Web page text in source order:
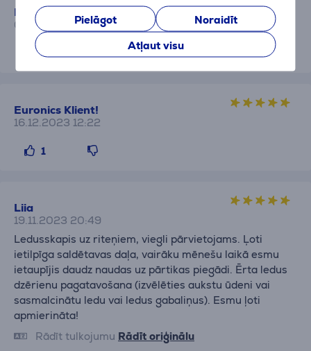
Pielāgot
Noraidīt
Atļaut visu
Euronics Klient!
06.04.2024 13:28
1
Euronics Klient!
16.12.2023 12:22
1
Liia
19.11.2023 20:49
Ledusskapis uz riteņiem, viegli pārvietojams. Ļoti
ietilpīga saldētavas daļa, vairāku mēnešu laikā esmu
ietaupījis daudz naudas uz pārtikas piegādi. Ērta ledus
dzērienu pagatavošana (izvēlēties aukstu ūdeni vai
sasmalcinātu ledu vai ledus gabaliņus). Esmu ļoti
apmierināta!
Rādīt tulkojumu Rādīt oriģinālu